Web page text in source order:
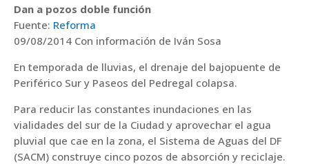
Dan a pozos doble función
Fuente: Reforma
09/08/2014 Con información de Iván Sosa
En temporada de lluvias, el drenaje del bajopuente de
Periférico Sur y Paseos del Pedregal colapsa.
Para reducir las constantes inundaciones en las
vialidades del sur de la Ciudad y aprovechar el agua
pluvial que cae en la zona, el Sistema de Aguas del DF
(SACM) construye cinco pozos de absorción y reciclaje.